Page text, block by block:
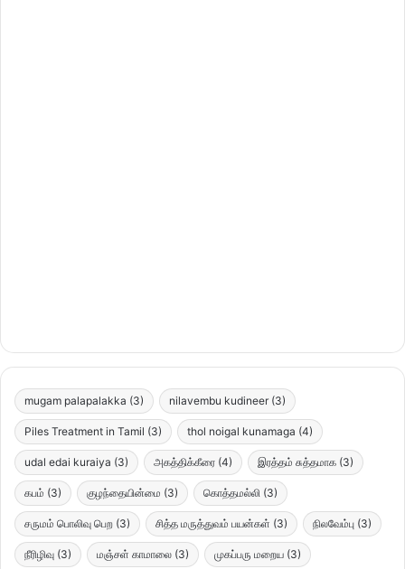
mugam palapalakka (3) nilavembu kudineer (3)
Piles Treatment in Tamil (3) thol noigal kunamaga (4)
udal edai kuraiya (3) அகத்திக்கீரை (4) இரத்தம் சுத்தமாக (3)
கபம் (3) குழந்தையின்மை (3) கொத்தமல்லி (3)
சருமம் பொலிவு பெற (3) சித்த மருத்துவம் பயன்கள் (3) நிலவேம்பு (3)
நீரிழிவு (3) மஞ்சள் காமாலை (3) முகப்பரு மறைய (3)